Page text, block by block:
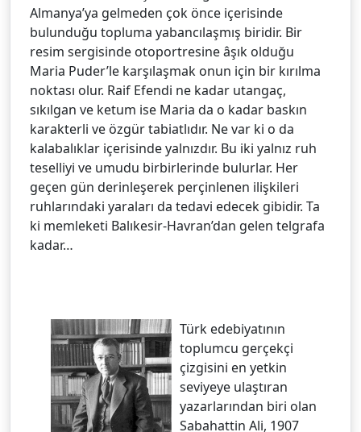
Almanya’ya gelmeden çok önce içerisinde
bulunduğu topluma yabancılaşmış biridir. Bir
resim sergisinde otoportresine âşık olduğu
Maria Puder’le karşılaşmak onun için bir kırılma
noktası olur. Raif Efendi ne kadar utangaç,
sıkılgan ve ketum ise Maria da o kadar baskın
karakterli ve özgür tabiatlıdır. Ne var ki o da
kalabalıklar içerisinde yalnızdır. Bu iki yalnız ruh
teselliyi ve umudu birbirlerinde bulurlar. Her
geçen gün derinleşerek perçinlenen ilişkileri
ruhlarındaki yaraları da tedavi edecek gibidir. Ta
ki memleketi Balıkesir-Havran’dan gelen telgrafa
kadar…
Türk edebiyatının
toplumcu gerçekçi
çizgisini en yetkin
seviyeye ulaştıran
yazarlarından biri olan
Sabahattin Ali, 1907